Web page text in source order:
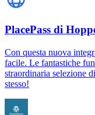
PlacePass di
Con questa nuova
facile. Le fantastiche
straordinaria selezione
stesso!